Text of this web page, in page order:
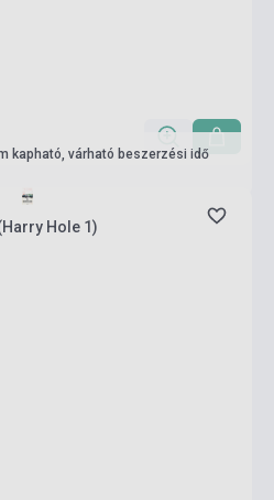
kapható, várható beszerzési idő
Hole 1)